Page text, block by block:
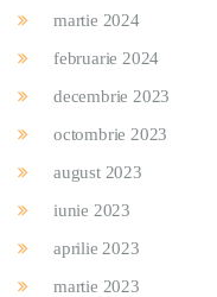
martie 2024
februarie 2024
decembrie 2023
octombrie 2023
august 2023
iunie 2023
aprilie 2023
martie 2023